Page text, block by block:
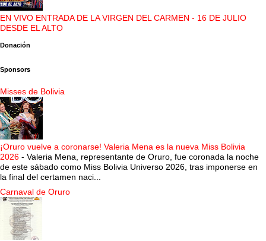
EN VIVO ENTRADA DE LA VIRGEN DEL CARMEN - 16 DE JULIO
DESDE EL ALTO
Donación
Sponsors
Misses de Bolivia
¡Oruro vuelve a coronarse! Valeria Mena es la nueva Miss Bolivia
2026 - Valeria Mena, representante de Oruro, fue coronada la noche
de este sábado como Miss Bolivia Universo 2026, tras imponerse en
la final del certamen naci...
Carnaval de Oruro